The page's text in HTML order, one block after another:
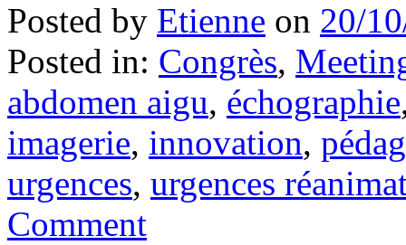
Posted by Etienne on 20/
Posted in: Congrès,
abdomen aigu, échographie
imagerie, innovation,
urgences, urgences
Comment